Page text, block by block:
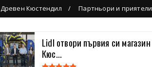
Древен Кюстендил Партньори и
Lidl отвори първия си магазин
Кюс...